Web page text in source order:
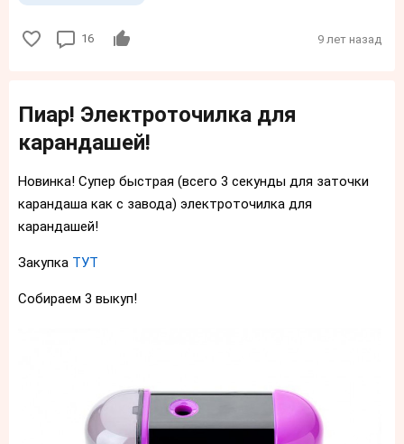
16 9 лет назад
Пиар! Электроточилка для
карандашей!
Новинка! Супер быстрая (всего 3 секунды для заточки
карандаша как с завода) электроточилка для
карандашей!
Закупка ТУТ
Собираем 3 выкуп!